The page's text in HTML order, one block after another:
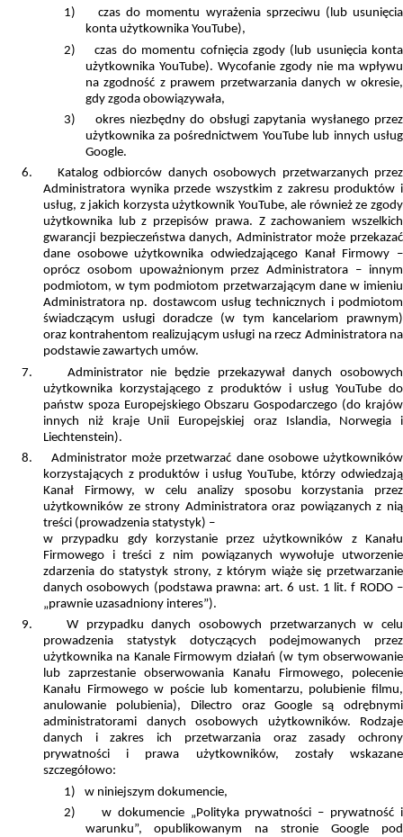
1)
czas do momentu wyrażenia sprzeciwu (lub usunięcia
konta użytkownika YouTube),
2)
czas do momentu cofnięcia zgody (lub usunięcia konta
użytkownika YouTube). Wycofanie zgody nie ma wpływu
na zgodność z prawem przetwarzania danych w okresie,
gdy zgoda obowiązywała,
3)
okres niezbędny do obsługi zapytania wysłanego przez
użytkownika za pośrednictwem YouTube lub innych usług
Google.
6.
Katalog odbiorców danych osobowych przetwarzanych przez
Administratora wynika przede wszystkim z zakresu produktów i
usług, z jakich korzysta użytkownik YouTube, ale również ze zgody
użytkownika lub z przepisów prawa. Z zachowaniem wszelkich
gwarancji bezpieczeństwa danych, Administrator może przekazać
dane osobowe użytkownika odwiedzającego Kanał Firmowy –
oprócz osobom upoważnionym przez Administratora – innym
podmiotom, w tym podmiotom przetwarzającym dane w imieniu
Administratora np. dostawcom usług technicznych i podmiotom
świadczącym usługi doradcze (w tym kancelariom prawnym)
oraz kontrahentom realizującym usługi na rzecz Administratora na
podstawie zawartych umów.
7.
Administrator nie będzie przekazywał danych osobowych
użytkownika korzystającego z produktów i usług YouTube do
państw spoza Europejskiego Obszaru Gospodarczego (do krajów
innych niż kraje Unii Europejskiej oraz Islandia, Norwegia i
Liechtenstein).
8.
Administrator może przetwarzać dane osobowe użytkowników
korzystających z produktów i usług YouTube, którzy odwiedzają
Kanał Firmowy, w celu analizy sposobu korzystania przez
użytkowników ze strony Administratora oraz powiązanych z nią
treści (prowadzenia statystyk) –
w przypadku gdy korzystanie przez użytkowników z Kanału
Firmowego i treści z nim powiązanych wywołuje utworzenie
zdarzenia do statystyk strony, z którym wiąże się przetwarzanie
danych osobowych (podstawa prawna: art. 6 ust. 1 lit. f RODO –
„prawnie uzasadniony interes”).
9.
W przypadku danych osobowych przetwarzanych w celu
prowadzenia statystyk dotyczących podejmowanych przez
użytkownika na Kanale Firmowym działań (w tym obserwowanie
lub zaprzestanie obserwowania Kanału Firmowego, polecenie
Kanału Firmowego w poście lub komentarzu, polubienie filmu,
anulowanie polubienia), Dilectro oraz Google są odrębnymi
administratorami danych osobowych użytkowników. Rodzaje
danych i zakres ich przetwarzania oraz zasady ochrony
prywatności i prawa użytkowników, zostały wskazane
szczegółowo:
1)
w niniejszym dokumencie,
2)
w dokumencie „Polityka prywatności – prywatność i
warunku”, opublikowanym na stronie Google pod